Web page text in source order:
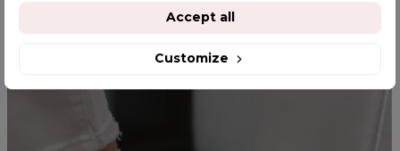
Customize
Accept all